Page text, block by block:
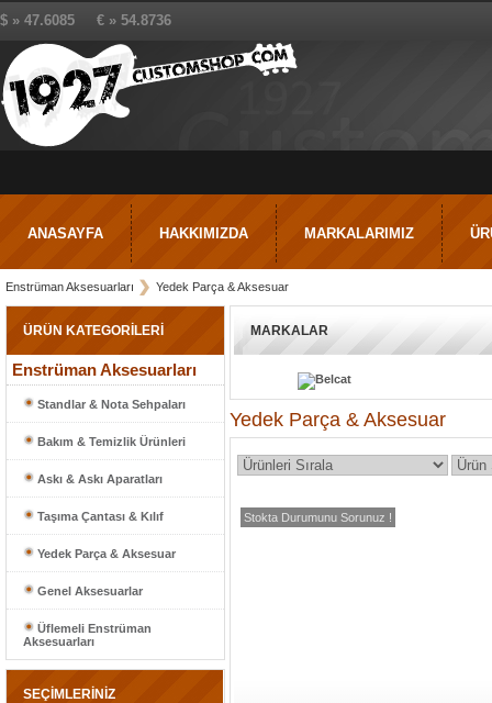
$ » 47.6085 € » 54.8736
ANASAYFA HAKKIMIZDA MARKALARIMIZ
Enstrüman Aksesuarları Yedek Parça & Aksesuar
ÜRÜN KATEGORİLERİ
Enstrüman Aksesuarları
Standlar & Nota Sehpaları
Bakım & Temizlik Ürünleri
Askı & Askı Aparatları
Taşıma Çantası & Kılıf
Yedek Parça & Aksesuar
Genel Aksesuarlar
Üflemeli Enstrüman
Aksesuarları
SEÇİMLERİNİZ
MARKALAR
Yedek Parça & Aksesuar
Stokta Durumunu Sorunuz !